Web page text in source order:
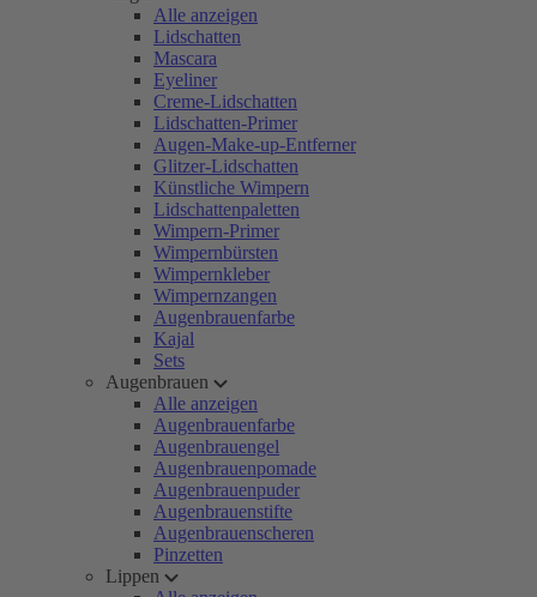
Alle anzeigen
Lidschatten
Mascara
Eyeliner
Creme-Lidschatten
Lidschatten-Primer
Augen-Make-up-Entferner
Glitzer-Lidschatten
Künstliche Wimpern
Lidschattenpaletten
Wimpern-Primer
Wimpernbürsten
Wimpernkleber
Wimpernzangen
Augenbrauenfarbe
Kajal
Sets
Augenbrauen
Alle anzeigen
Augenbrauenfarbe
Augenbrauengel
Augenbrauenpomade
Augenbrauenpuder
Augenbrauenstifte
Augenbrauenscheren
Pinzetten
Lippen